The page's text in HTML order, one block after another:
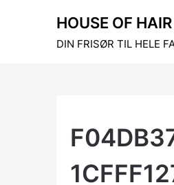
HOUSE OF HAIR
DIN FRISØR TIL HELE